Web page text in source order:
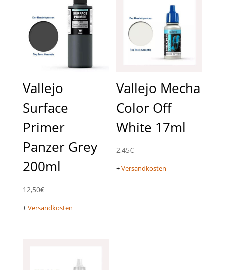
Vallejo
Surface
Primer
Panzer Grey
200ml
12,50€
+Versandkosten
Vallejo Mecha
Color Off
White 17ml
2,45€
+Versandkosten